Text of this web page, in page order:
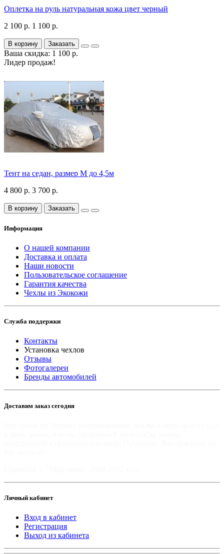
Оплетка на руль натуральная кожа цвет черный
2 100 р. 1 100 р.
В корзину Заказать
Ваша скидка: 1 100 р.
Лидер продаж!
Тент на седан, размер М до 4,5м
4 800 р. 3 700 р.
В корзину Заказать
Информация
О нашей компании
Доставка и оплата
Наши новости
Пользовательское соглашение
Гарантия качества
Чехлы из Экокожи
Служба поддержки
Контакты
Установка чехлов
Отзывы
Фотогалереи
Бренды автомобилей
Доставим заказ сегодня
Личный кабинет
Вход в кабинет
Регистрация
Выход из кабинета